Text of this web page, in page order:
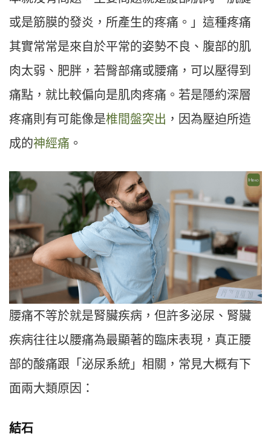
或是筋膜的發炎，所產生的疼痛。」這種疼痛
其實常常是來自於平常的姿勢不良、腹部的肌
肉太弱、肥胖，若臀部痛或腰痛，可以壓得到
痛點，就比較偏向是肌肉疼痛。若是隱約深層
疼痛則有可能像是椎間盤突出 ，因為壓迫所造
成的神經痛 。
腰痛不等於就是腎臟疾病，但許多泌尿、腎臟
疾病往往以腰痛為最顯著的臨床表現，真正腰
部的酸痛跟「泌尿系統」相關，常見大概有下
面兩大類原因：
結石